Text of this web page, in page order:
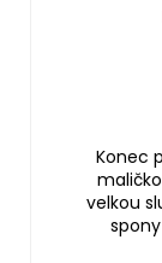
Konec
velkou